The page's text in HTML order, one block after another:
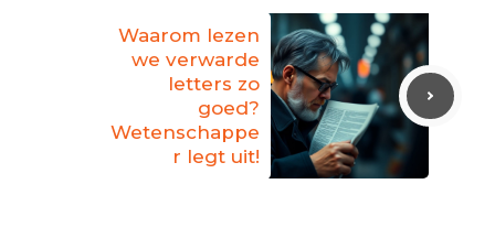
Waarom lezen
we verwarde
letters zo
goed?
Wetenschappe
r legt uit!